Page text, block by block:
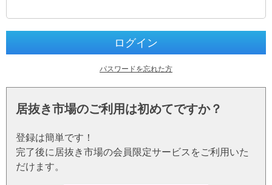
ログイン
パスワードを忘れた方
居抜き市場のご利用は初めてですか？
登録は簡単です！
完了後に居抜き市場の会員限定サービスをご利用いた
だけます。